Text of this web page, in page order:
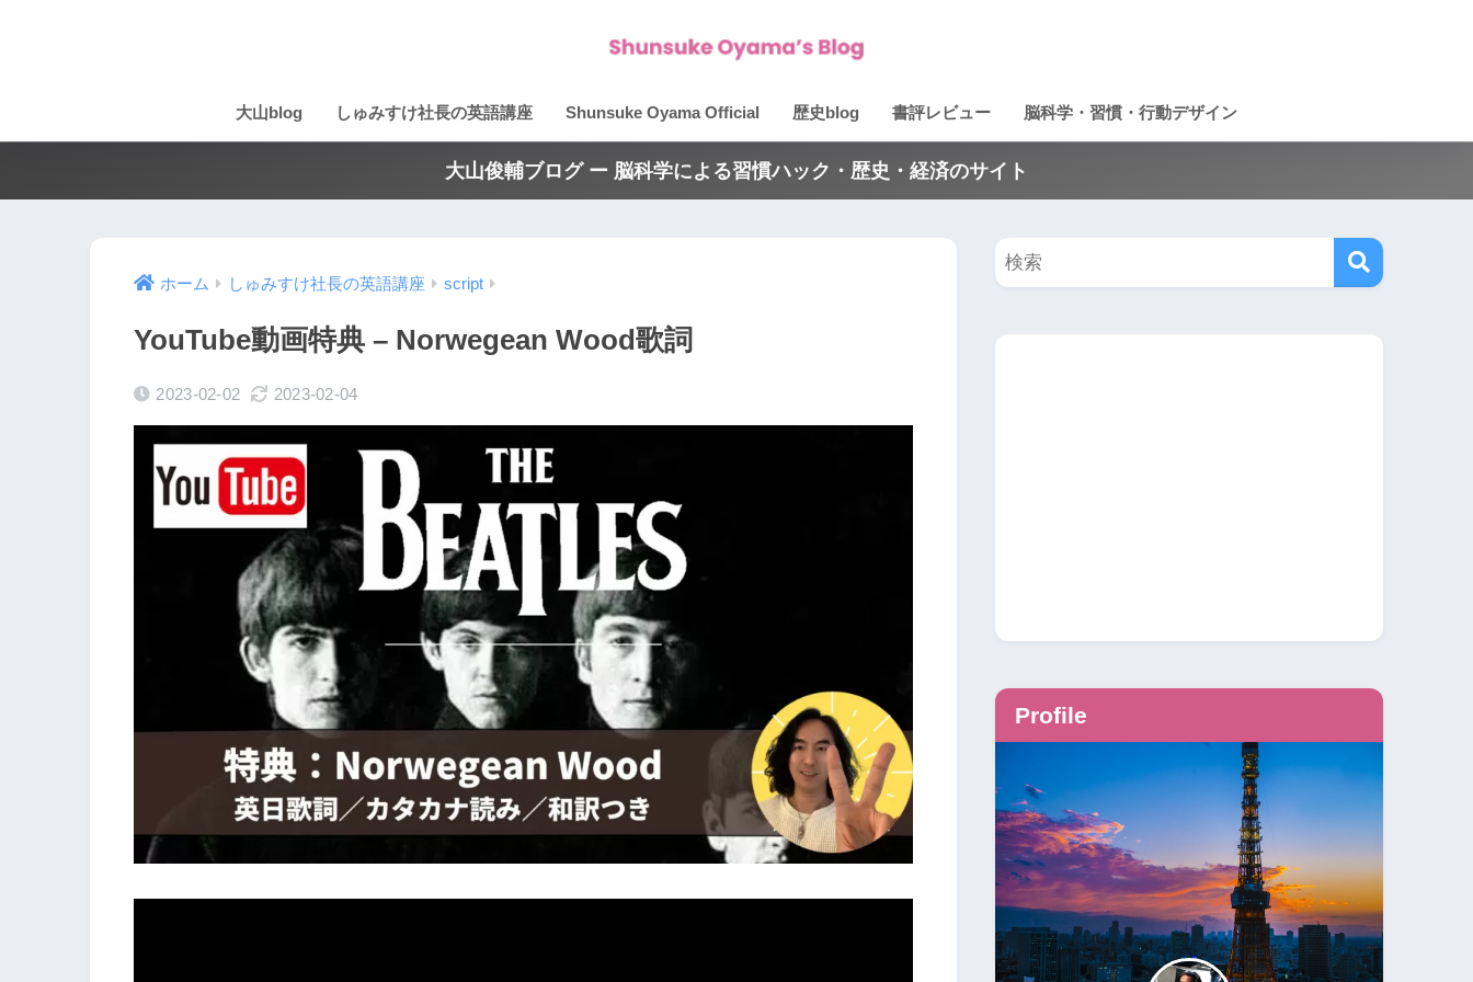
大山blog しゅみすけ社長の英語講座 Shunsuke Oyama Official 歴史blog 書評レビュー 脳科学・習慣・行動デザイン
大山俊輔ブログ ー 脳科学による習慣ハック・歴史・経済のサイト
ホーム しゅみすけ社長の英語講座 script
YouTube動画特典 – Norwegean Wood歌詞
2023-02-02 2023-02-04
Profile